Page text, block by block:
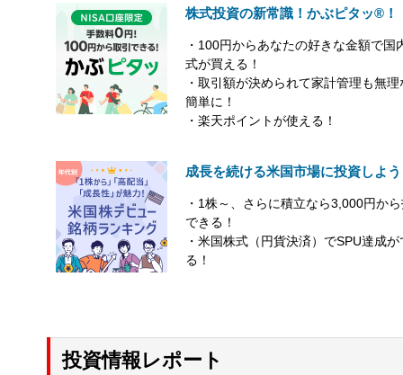
株式投資の新常識！かぶピタッ®！
・100円からあなたの好きな金額で国
式が買える！
・取引額が決められて家計管理も無理
簡単に！
・楽天ポイントが使える！
成長を続ける米国市場に投資しよ
・1株～、さらに積立なら3,000円か
できる！
・米国株式（円貨決済）でSPU達成が
る！
投資情報レポート